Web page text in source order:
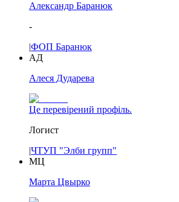
Александр Баранюк
-
|ФОП Баранюк
АД
Алеся Дударева
Це перевірений профіль.
Логист
|ЧТУП "Элби групп"
МЦ
Марта Цвырко